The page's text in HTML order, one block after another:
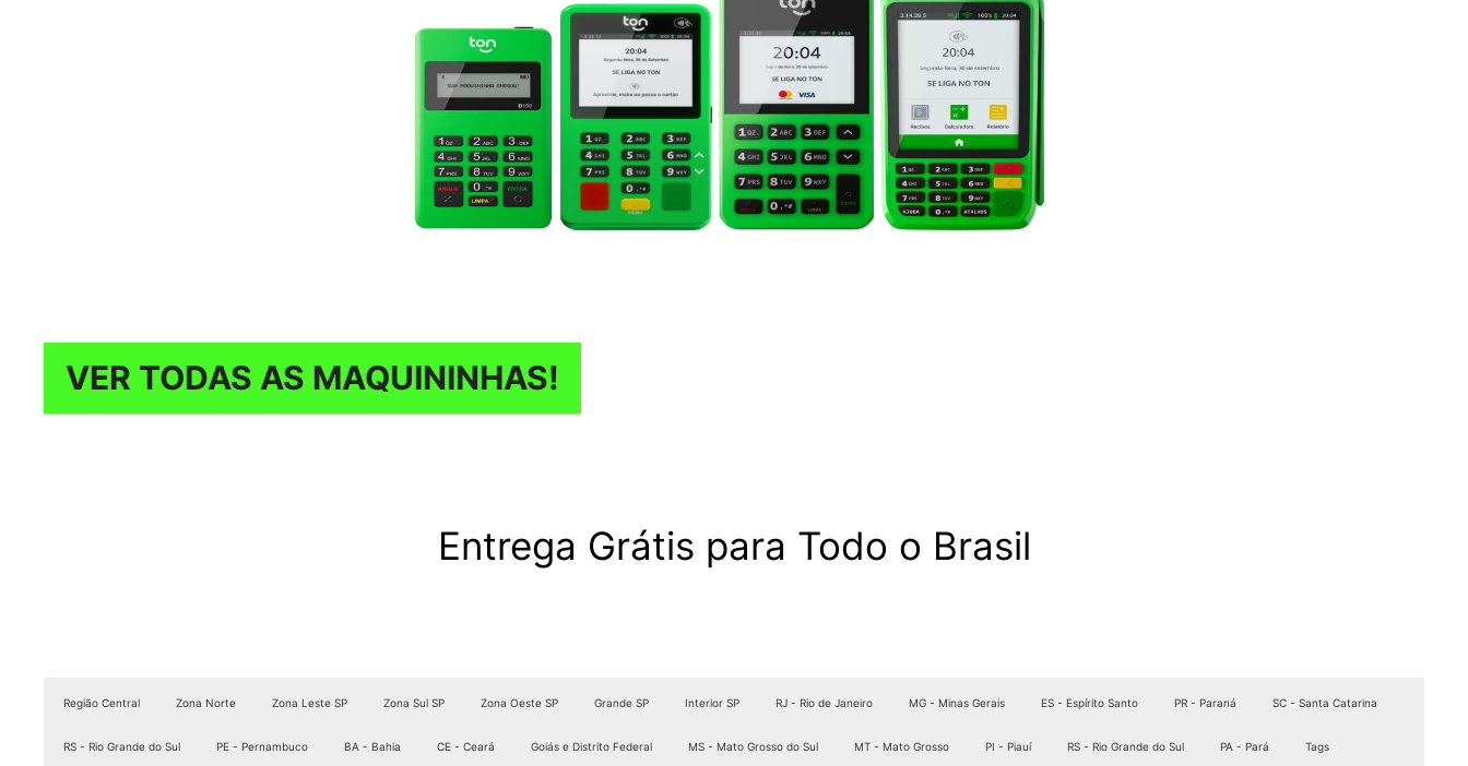
VER TODAS AS MAQUININHAS!
Entrega Grátis para Todo o Brasil
Região Central Zona Norte Zona Leste SP Zona Sul SP Zona Oeste SP Grande SP Interior SP RJ - Rio de Janeiro MG - Minas Gerais ES - Espírito Santo PR - Paraná SC - Santa Catarina
RS - Rio Grande do Sul PE - Pernambuco BA - Bahia CE - Ceará Goiás e Distrito Federal MS - Mato Grosso do Sul MT - Mato Grosso PI - Piauí RS - Rio Grande do Sul PA - Pará Tags